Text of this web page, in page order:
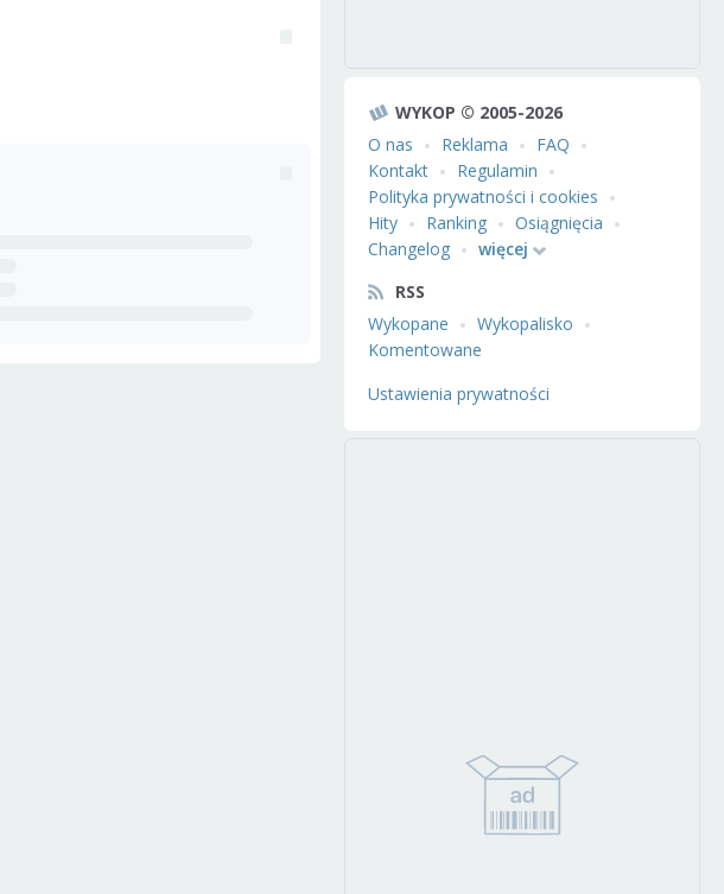
WYKOP © 2005-2026
O nas
Reklama
FAQ
Kontakt
Regulamin
Polityka prywatności i cookies
Hity
Ranking
Osiągnięcia
Changelog
więcej
RSS
Wykopane
Wykopalisko
Komentowane
Ustawienia prywatności